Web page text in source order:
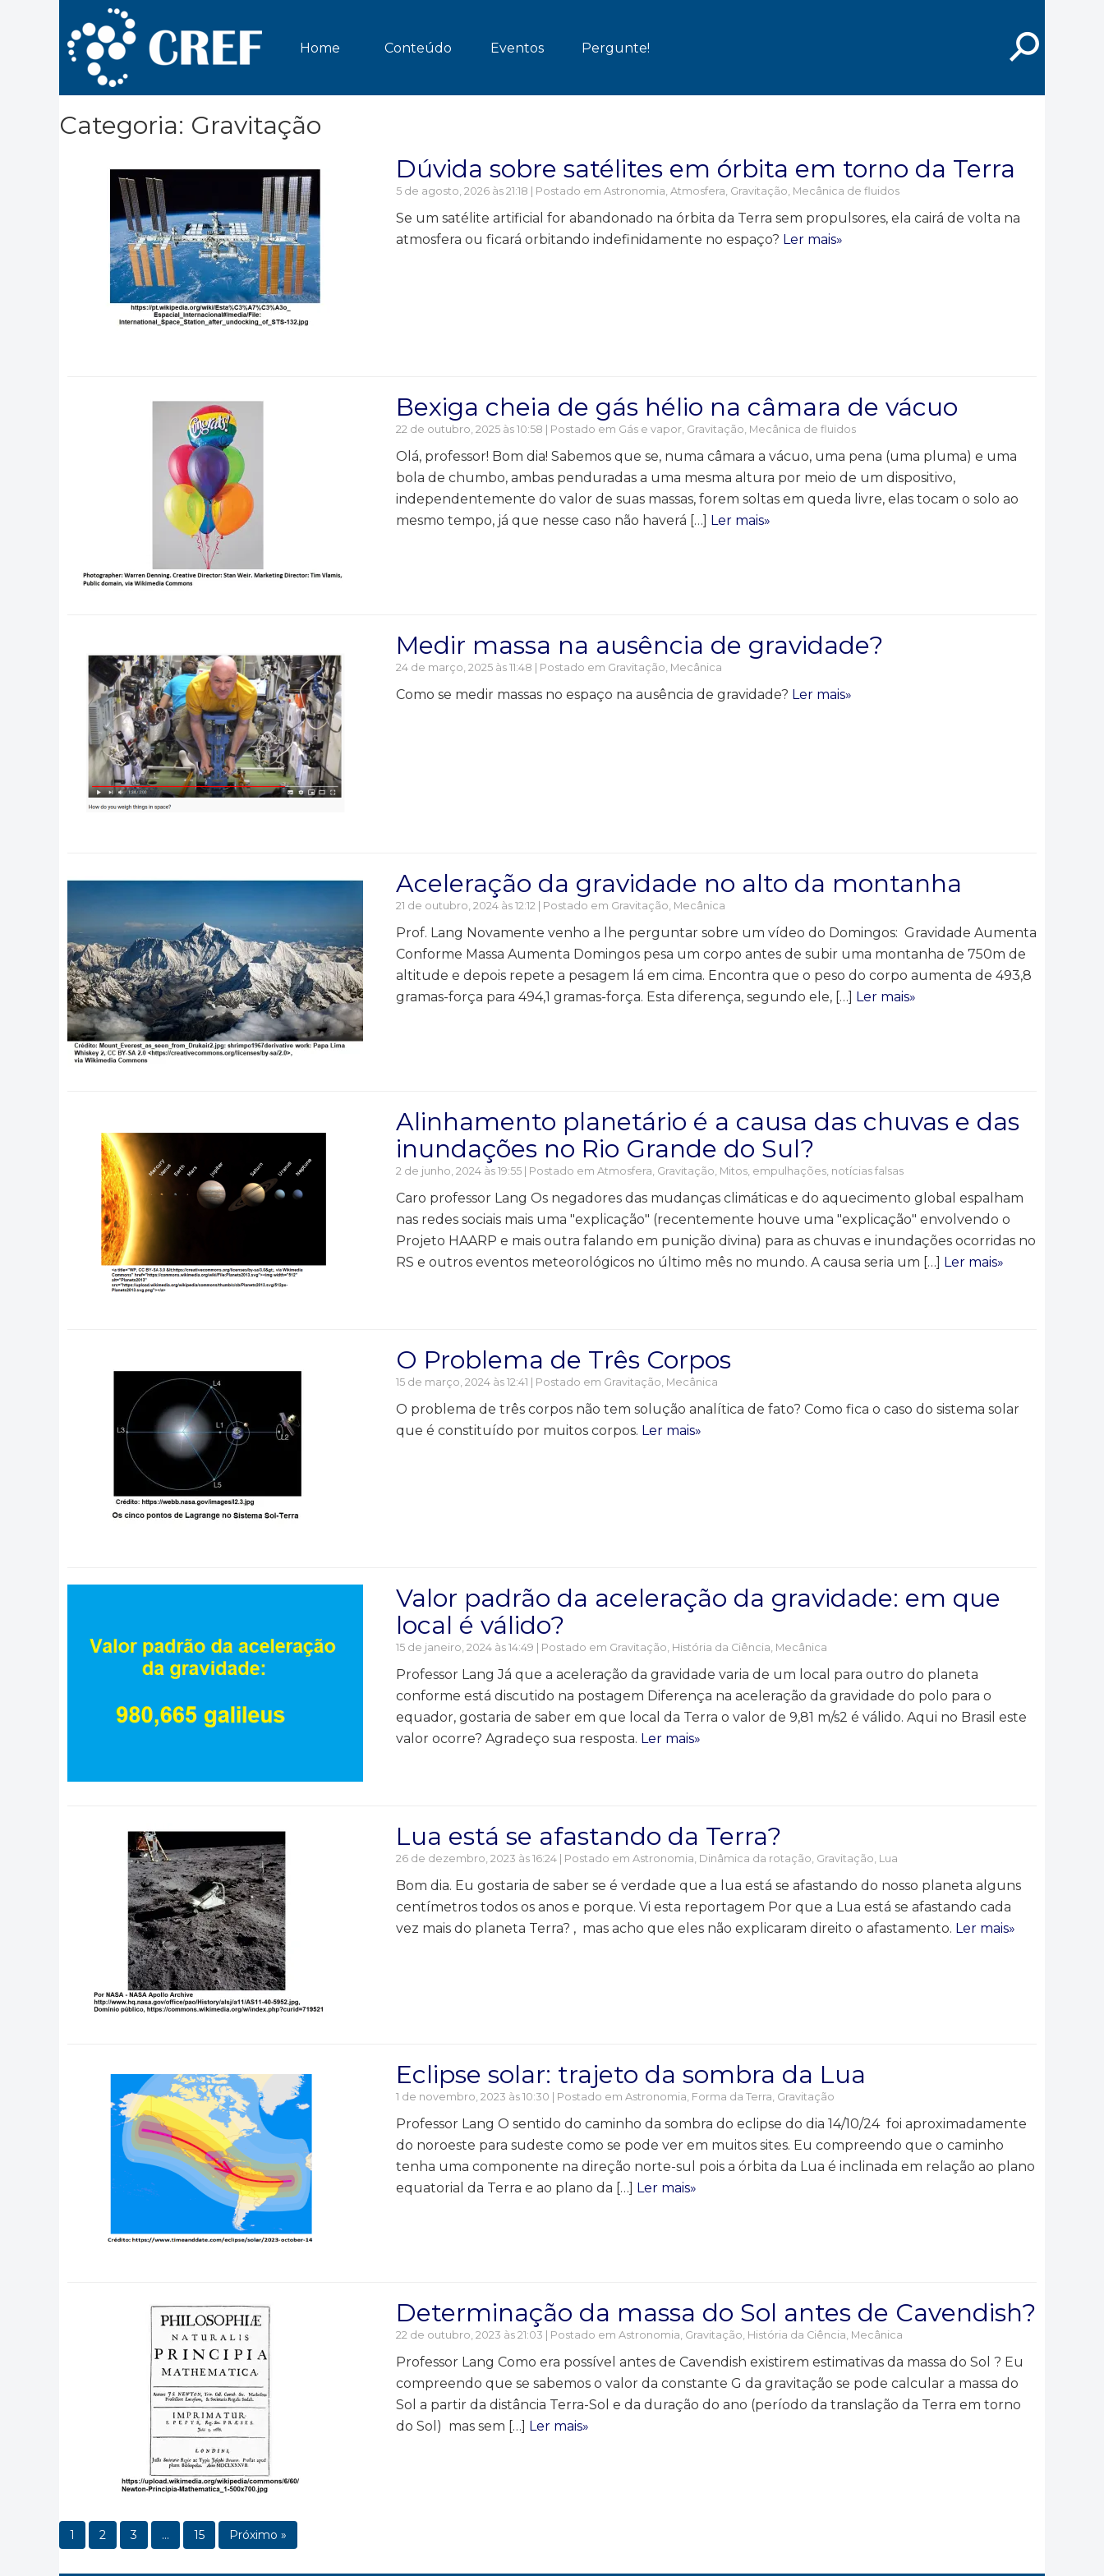
⚲
Home Conteúdo Eventos Pergunte!
Categoria: Gravitação
Dúvida sobre satélites em órbita em torno da Terra
5 de agosto, 2026 às 21:18 | Postado em Astronomia, Atmosfera, Gravitação, Mecânica de fluidos
Se um satélite artificial for abandonado na órbita da Terra sem propulsores, ela cairá de volta na
atmosfera ou ficará orbitando indefinidamente no espaço? Ler mais»
Bexiga cheia de gás hélio na câmara de vácuo
22 de outubro, 2025 às 10:58 | Postado em Gás e vapor, Gravitação, Mecânica de fluidos
Olá, professor! Bom dia! Sabemos que se, numa câmara a vácuo, uma pena (uma pluma) e uma
bola de chumbo, ambas penduradas a uma mesma altura por meio de um dispositivo,
independentemente do valor de suas massas, forem soltas em queda livre, elas tocam o solo ao
mesmo tempo, já que nesse caso não haverá […] Ler mais»
Medir massa na ausência de gravidade?
24 de março, 2025 às 11:48 | Postado em Gravitação, Mecânica
Como se medir massas no espaço na ausência de gravidade? Ler mais»
Aceleração da gravidade no alto da montanha
21 de outubro, 2024 às 12:12 | Postado em Gravitação, Mecânica
Prof. Lang Novamente venho a lhe perguntar sobre um vídeo do Domingos: Gravidade Aumenta
Conforme Massa Aumenta Domingos pesa um corpo antes de subir uma montanha de 750m de
altitude e depois repete a pesagem lá em cima. Encontra que o peso do corpo aumenta de 493,8
gramas-força para 494,1 gramas-força. Esta diferença, segundo ele, […] Ler mais»
Alinhamento planetário é a causa das chuvas e das
inundações no Rio Grande do Sul?
2 de junho, 2024 às 19:55 | Postado em Atmosfera, Gravitação, Mitos, empulhações, notícias falsas
Caro professor Lang Os negadores das mudanças climáticas e do aquecimento global espalham
nas redes sociais mais uma "explicação" (recentemente houve uma "explicação" envolvendo o
Projeto HAARP e mais outra falando em punição divina) para as chuvas e inundações ocorridas no
RS e outros eventos meteorológicos no último mês no mundo. A causa seria um […] Ler mais»
O Problema de Três Corpos
15 de março, 2024 às 12:41 | Postado em Gravitação, Mecânica
O problema de três corpos não tem solução analítica de fato? Como fica o caso do sistema solar
que é constituído por muitos corpos. Ler mais»
Valor padrão da aceleração da gravidade: em que
local é válido?
15 de janeiro, 2024 às 14:49 | Postado em Gravitação, História da Ciência, Mecânica
Professor Lang Já que a aceleração da gravidade varia de um local para outro do planeta
conforme está discutido na postagem Diferença na aceleração da gravidade do polo para o
equador, gostaria de saber em que local da Terra o valor de 9,81 m/s2 é válido. Aqui no Brasil este
valor ocorre? Agradeço sua resposta. Ler mais»
Lua está se afastando da Terra?
26 de dezembro, 2023 às 16:24 | Postado em Astronomia, Dinâmica da rotação, Gravitação, Lua
Bom dia. Eu gostaria de saber se é verdade que a lua está se afastando do nosso planeta alguns
centímetros todos os anos e porque. Vi esta reportagem Por que a Lua está se afastando cada
vez mais do planeta Terra? , mas acho que eles não explicaram direito o afastamento. Ler mais»
Eclipse solar: trajeto da sombra da Lua
1 de novembro, 2023 às 10:30 | Postado em Astronomia, Forma da Terra, Gravitação
Professor Lang O sentido do caminho da sombra do eclipse do dia 14/10/24 foi aproximadamente
do noroeste para sudeste como se pode ver em muitos sites. Eu compreendo que o caminho
tenha uma componente na direção norte-sul pois a órbita da Lua é inclinada em relação ao plano
equatorial da Terra e ao plano da […] Ler mais»
Determinação da massa do Sol antes de Cavendish?
22 de outubro, 2023 às 21:03 | Postado em Astronomia, Gravitação, História da Ciência, Mecânica
Professor Lang Como era possível antes de Cavendish existirem estimativas da massa do Sol ? Eu
compreendo que se sabemos o valor da constante G da gravitação se pode calcular a massa do
Sol a partir da distância Terra-Sol e da duração do ano (período da translação da Terra em torno
do Sol) mas sem […] Ler mais»
1 2 3 … 15 Próximo »